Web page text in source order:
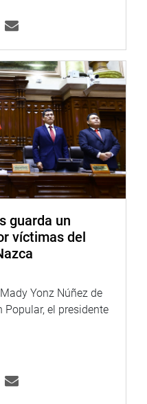
huaicos,
y la vida de una
las autoridades
pertinentes”,
guarda un
víctimas del
Yonz Núñez de
Popular, el presidente